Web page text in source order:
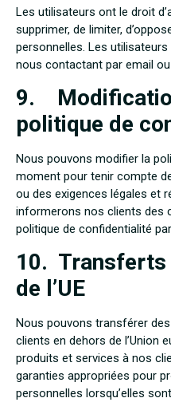
Les utilisateurs ont le droit
supprimer, de limiter,
personnelles. Les
nous contactant par email
9.
politique de
Nous pouvons modifier la
moment pour tenir compte
ou des exigences légales et
informerons nos clients des
politique de confidentialité
10. Transferts
de l’UE
Nous pouvons transférer
clients en dehors de l’Union
produits et services à nos
garanties appropriées pour
personnelles lorsqu’elles